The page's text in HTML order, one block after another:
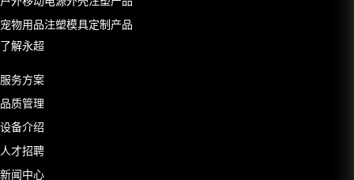
宠物用品注塑模具定制产品
了解永超
服务方案
品质管理
设备介绍
人才招聘
新闻中心